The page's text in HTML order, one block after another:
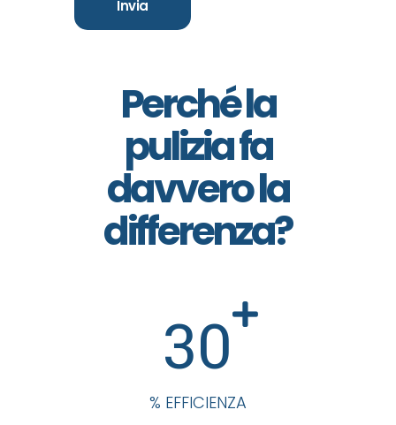
Perché la
pulizia fa
davvero la
differenza?
30
% EFFICIENZA